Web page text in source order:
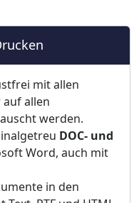
mit allen
auf allen
werden.
DOC- und
Word, auch mit
in den